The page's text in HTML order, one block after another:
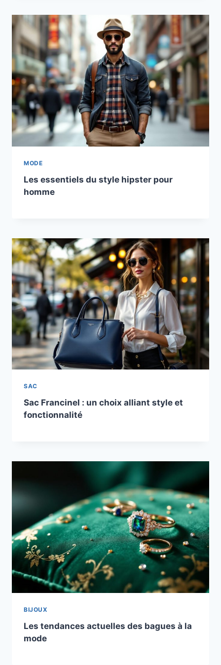
MODE
Les essentiels du style hipster pour
homme
SAC
Sac Francinel : un choix alliant style et
fonctionnalité
BIJOUX
Les tendances actuelles des bagues à la
mode